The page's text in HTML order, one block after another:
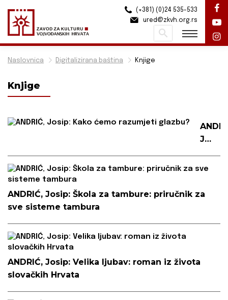
Naslovnica Digitalizirana baština Knjige
Knjige
Josip:
ćemo
ANDRIĆ, Josip: Škola za tambure: priručnik za
sve sisteme tambura
ANDRIĆ, Josip: Velika ljubav: roman iz života
slovačkih Hrvata
(+381) (0)24 535-533
ured@zkvh.org.rs
Pretraži